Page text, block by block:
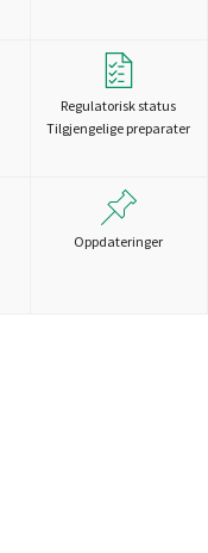
Regulatorisk status
Tilgjengelige preparater
Oppdateringer